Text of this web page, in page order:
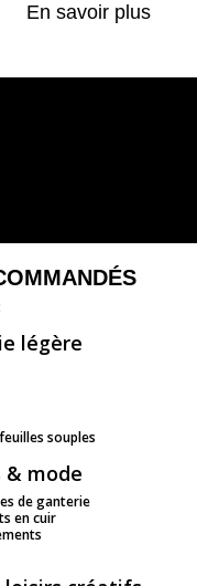
En savoir plus
légère
souples
& mode
de ganterie
en cuir